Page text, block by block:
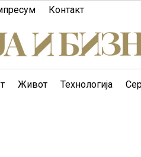
Контакт
Живот Технологија